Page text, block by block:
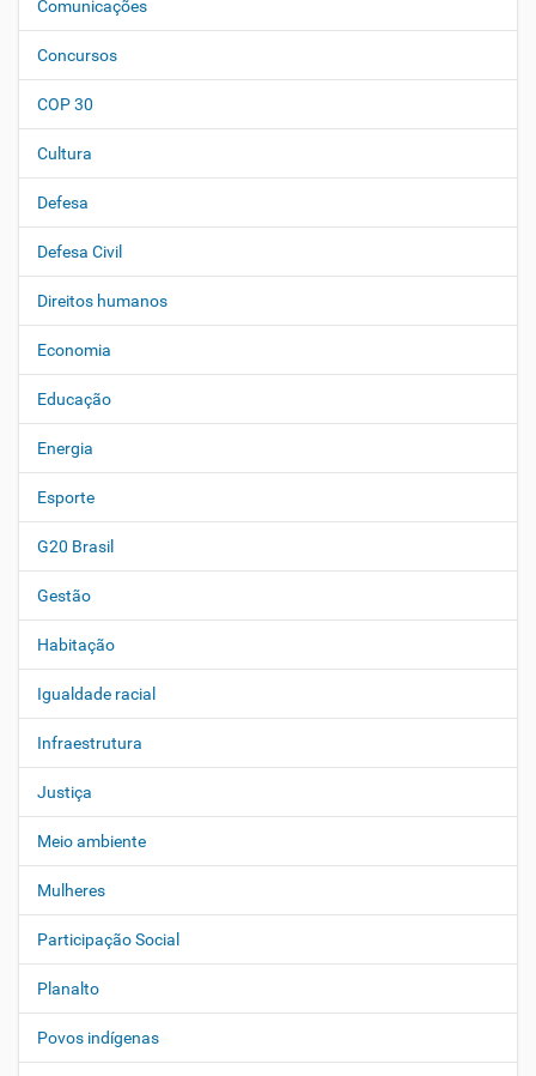
ã
o
Comunicações
Concursos
COP 30
Cultura
Defesa
Defesa Civil
Direitos humanos
Economia
Educação
Energia
Esporte
G20 Brasil
Gestão
Habitação
Igualdade racial
Infraestrutura
Justiça
Meio ambiente
Mulheres
Participação Social
Planalto
Povos indígenas